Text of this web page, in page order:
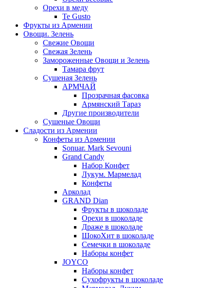
Орехи в меду
Te Gusto
Фрукты из Армении
Овощи. Зелень
Свежие Овощи
Свежая Зелень
Замороженные Овощи и Зелень
Тамара фрут
Сушеная Зелень
АРМЧАЙ
Прозрачная фасовка
Армянский Тараз
Другие производители
Сушеные Овощи
Сладости из Армении
Конфеты из Армении
Sonuar. Mark Sevouni
Grand Candy
Набор Конфет
Лукум. Мармелад
Конфеты
Арколад
GRAND Dian
Фрукты в шоколаде
Орехи в шоколаде
Драже в шоколаде
ШокоХит в шоколаде
Семечки в шоколаде
Наборы конфет
JOYCO
Наборы конфет
Сухофрукты в шоколаде